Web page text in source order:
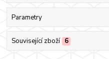
Parametry
Související zboží 6